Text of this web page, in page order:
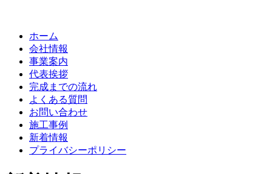
ホーム
会社情報
事業案内
代表挨拶
完成までの流れ
よくある質問
お問い合わせ
施工事例
新着情報
プライバシーポリシー